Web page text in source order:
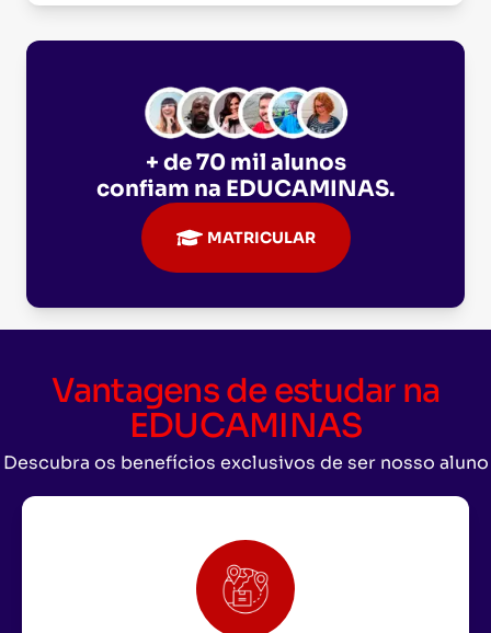
+ de 70 mil alunos
confiam na EDUCAMINAS.
MATRICULAR
Vantagens de estudar na
EDUCAMINAS
Descubra os benefícios exclusivos de ser nosso aluno